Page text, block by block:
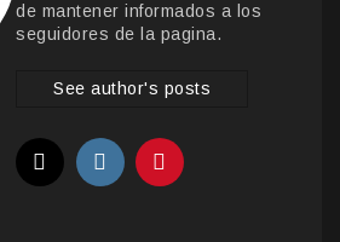
de mantener informados a los
seguidores de la pagina.
See author's posts